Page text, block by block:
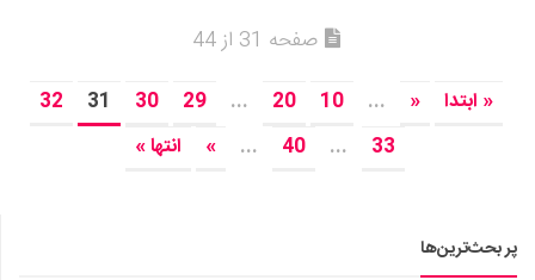
صفحه 31 از 44
« ابتدا «
...
10
20
...
29
30
31
32
33
...
40
...
» انتها »
پر بحث‌ترین‌ها